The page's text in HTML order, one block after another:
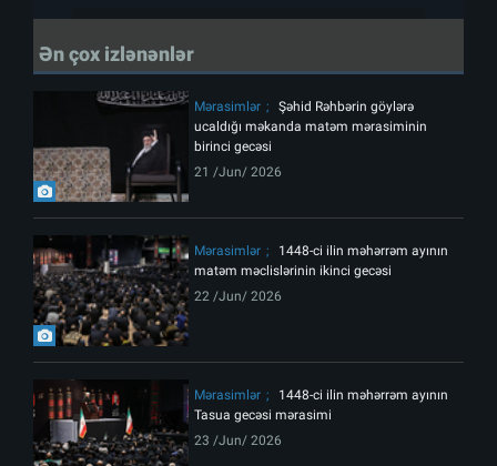
Ən çox izlənənlər
Mərasimlər
Şəhid Rəhbərin göylərə
ucaldığı məkanda matəm mərasiminin
birinci gecəsi
21 /Jun/ 2026
Mərasimlər
1448-ci ilin məhərrəm ayının
matəm məclislərinin ikinci gecəsi
22 /Jun/ 2026
Mərasimlər
1448-ci ilin məhərrəm ayının
Tasua gecəsi mərasimi
23 /Jun/ 2026